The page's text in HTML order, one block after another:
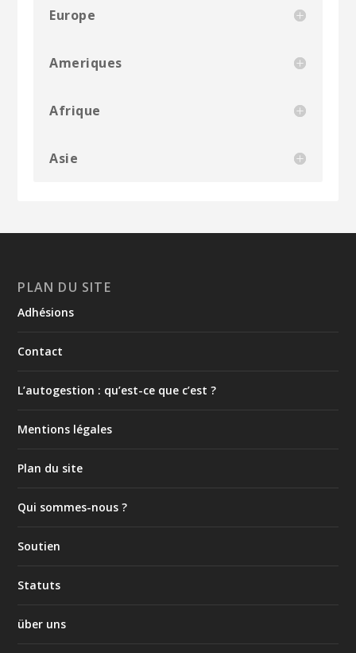
Europe
Ameriques
Afrique
Asie
PLAN DU SITE
Adhésions
Contact
L’autogestion : qu’est-ce que c’est ?
Mentions légales
Plan du site
Qui sommes-nous ?
Soutien
Statuts
über uns